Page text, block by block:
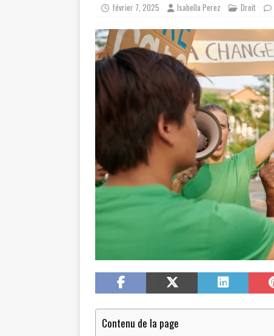
février 7, 2025 Isabella Perez Droit
Contenu de la page